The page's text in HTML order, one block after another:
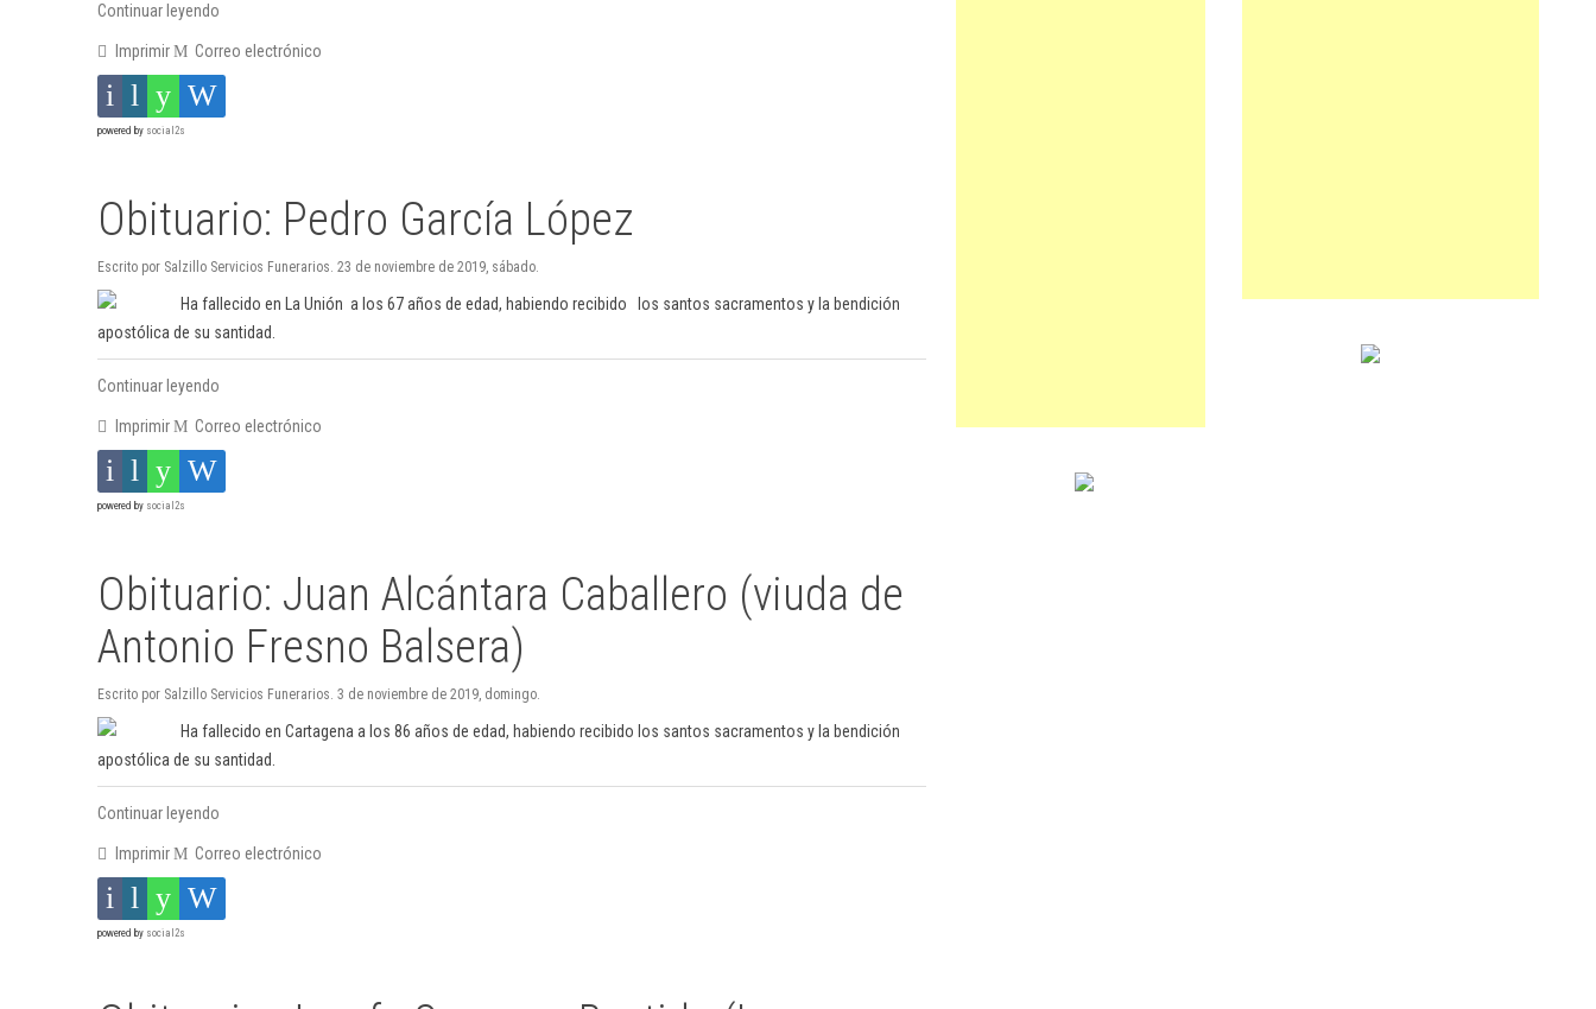
Continuar leyendo
Imprimir Correo electrónico
powered by social2s
Obituario: Pedro García López
Escrito por Salzillo Servicios Funerarios. 23 de noviembre de 2019, sábado.
Ha fallecido en La Unión a los 67 años de edad, habiendo recibido los santos sacramentos y la bendición
apostólica de su santidad.
Continuar leyendo
Imprimir Correo electrónico
powered by social2s
Obituario: Juan Alcántara Caballero (viuda de
Antonio Fresno Balsera)
Escrito por Salzillo Servicios Funerarios. 3 de noviembre de 2019, domingo.
Ha fallecido en Cartagena a los 86 años de edad, habiendo recibido los santos sacramentos y la bendición
apostólica de su santidad.
Continuar leyendo
Imprimir Correo electrónico
powered by social2s